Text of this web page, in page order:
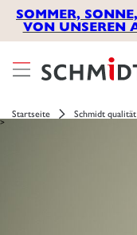
SOMMER,
VON UNSEREN
Startseite Schmidt qualität
>